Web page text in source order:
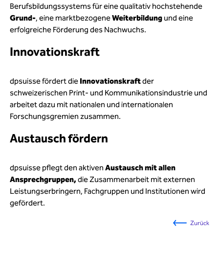
Berufsbildungssystems für eine qualitativ hochstehende
Grund-, eine marktbezogeneWeiterbildung und eine
erfolgreiche Förderung des Nachwuchs.
Innovationskraft
dpsuisse fördert die Innovationskraftder
schweizerischen Print- und Kommunikationsindustrie und
arbeitet dazu mit nationalen und internationalen
Forschungsgremien zusammen.
Austausch fördern
dpsuisse pflegt den aktiven Austausch mit allen
Ansprechgruppen, die Zusammenarbeit mit externen
Leistungserbringern, Fachgruppen und Institutionen wird
gefördert.
Zurück